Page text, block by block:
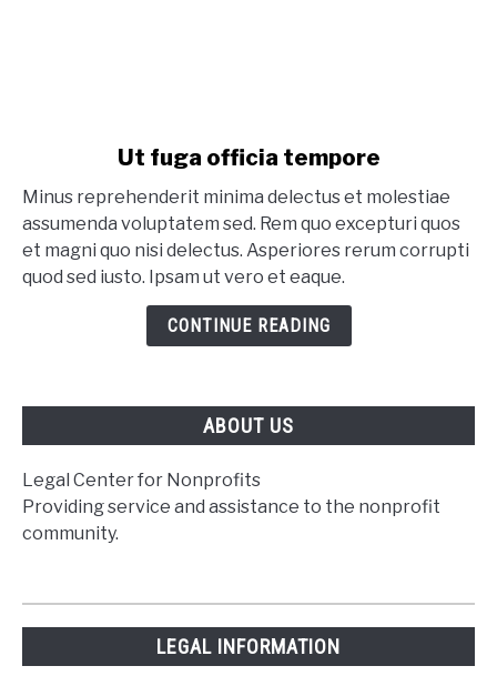
link to Ut fuga officia tempore
Ut fuga officia tempore
Minus reprehenderit minima delectus et molestiae
assumenda voluptatem sed. Rem quo excepturi quos
et magni quo nisi delectus. Asperiores rerum corrupti
quod sed iusto. Ipsam ut vero et eaque.
CONTINUE READING
ABOUT US
Legal Center for Nonprofits
Providing service and assistance to the nonprofit
community.
LEGAL INFORMATION